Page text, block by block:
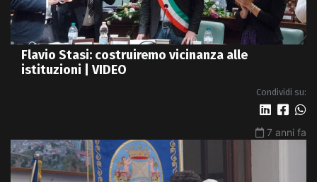
Flavio Stasi: costruiremo vicinanza alle
istituzioni | VIDEO
Condividi su:
7 anni fa